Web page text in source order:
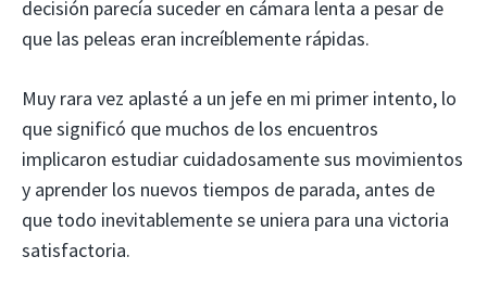
decisión parecía suceder en cámara lenta a pesar de
que las peleas eran increíblemente rápidas.
Muy rara vez aplasté a un jefe en mi primer intento, lo
que significó que muchos de los encuentros
implicaron estudiar cuidadosamente sus movimientos
y aprender los nuevos tiempos de parada, antes de
que todo inevitablemente se uniera para una victoria
satisfactoria.